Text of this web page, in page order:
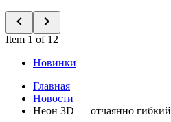
Item 1 of 12
Новинки
Главная
Новости
Неон 3D — отчаянно гибкий